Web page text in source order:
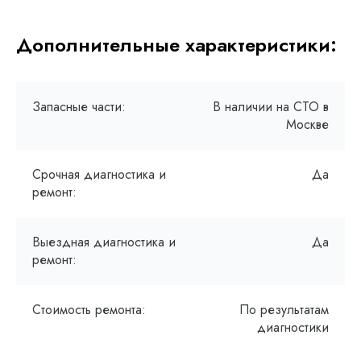
Дополнительные характеристики:
Запасные части:
В наличии на СТО в
Москве
Срочная диагностика и
ремонт:
Да
Выездная диагностика и
ремонт:
Да
Стоимость ремонта:
По результатам
диагностики